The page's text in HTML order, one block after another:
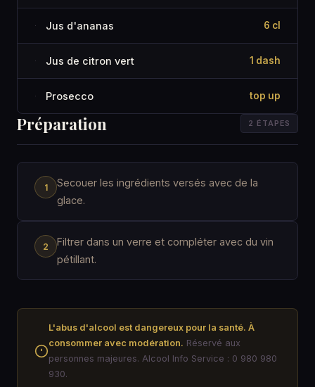
· Jus d'ananas 6 cl
· Jus de citron vert 1 dash
· Prosecco top up
Préparation 2 ÉTAPES
Secouer les ingrédients versés avec de la
glace.
Filtrer dans un verre et compléter avec du vin
pétillant.
L'abus d'alcool est dangereux pour la santé. À
consommer avec modération. Réservé aux
personnes majeures. Alcool Info Service : 0 980 980
930.